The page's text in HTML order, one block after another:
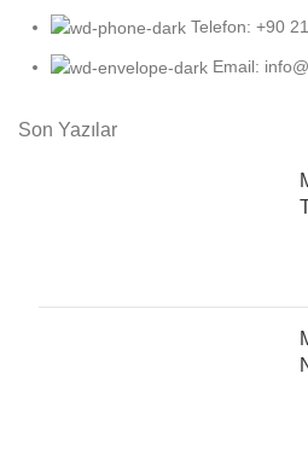
Telefon: +90
Email:
Son Yazılar